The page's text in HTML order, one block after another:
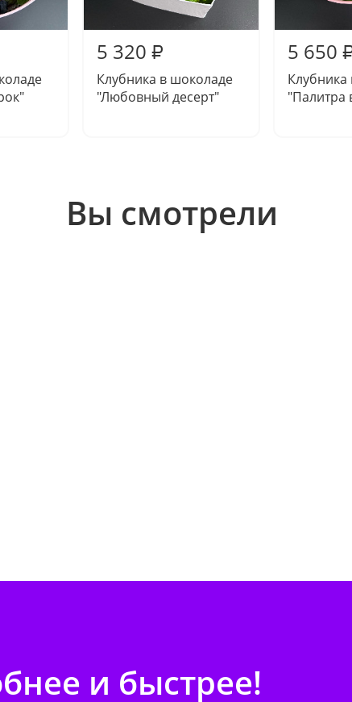
5 320 ₽
Клубника в шоколаде
"Любовный десерт"
5 650
"Палитра
Вы смотрели
и быстрее!